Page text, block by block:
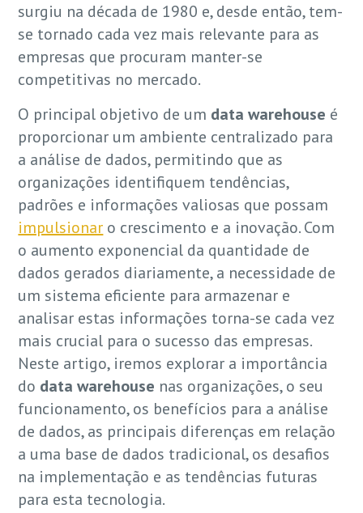
surgiu na década de 1980 e, desde então, tem-
se tornado cada vez mais relevante para as
empresas que procuram manter-se
competitivas no mercado.
O principal objetivo de um data warehouse é
proporcionar um ambiente centralizado para
a análise de dados, permitindo que as
organizações identifiquem tendências,
padrões e informações valiosas que possam
impulsionar o crescimento e a inovação. Com
o aumento exponencial da quantidade de
dados gerados diariamente, a necessidade de
um sistema eficiente para armazenar e
analisar estas informações torna-se cada vez
mais crucial para o sucesso das empresas.
Neste artigo, iremos explorar a importância
do data warehouse nas organizações, o seu
funcionamento, os benefícios para a análise
de dados, as principais diferenças em relação
a uma base de dados tradicional, os desafios
na implementação e as tendências futuras
para esta tecnologia.